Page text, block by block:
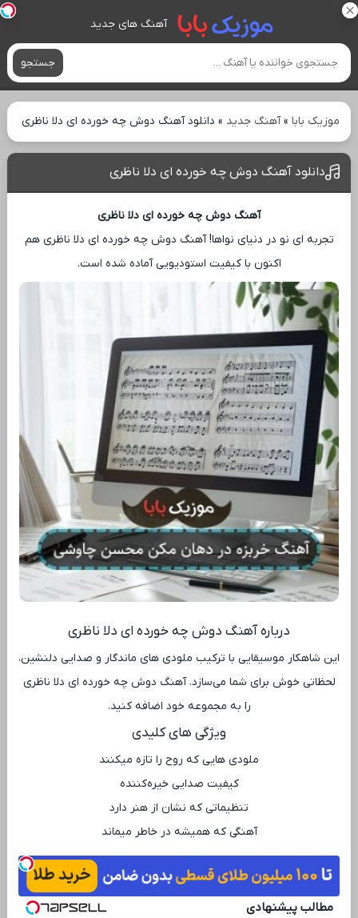
آهنگ های جدید
جستجو
موزیک بابا»آهنگ جدید » دانلود آهنگ دوش چه خورده ای دلا ناظری
دانلود آهنگ دوش چه خورده ای دلا ناظری
آهنگ دوش چه خورده ای دلا ناظری
تجربه ‌ای نو در دنیای نواها! آهنگ دوش چه خورده ای دلا ناظری هم
اکنون با کیفیت استودیویی آماده شده است.
درباره آهنگ دوش چه خورده ای دلا ناظری
این شاهکار موسیقایی با ترکیب ملودی ‌های ماندگار و صدایی دلنشین،
لحظاتی خوش برای شما می‌سازد. آهنگ دوش چه خورده ای دلا ناظری
را به مجموعه خود اضافه کنید.
ویژگی ‌های کلیدی
ملودی ‌هایی که روح را تازه میکنند
کیفیت صدایی خیره‌کننده
تنظیماتی که نشان از هنر دارد
آهنگی که همیشه در خاطر میماند
مطالب پیشنهادی